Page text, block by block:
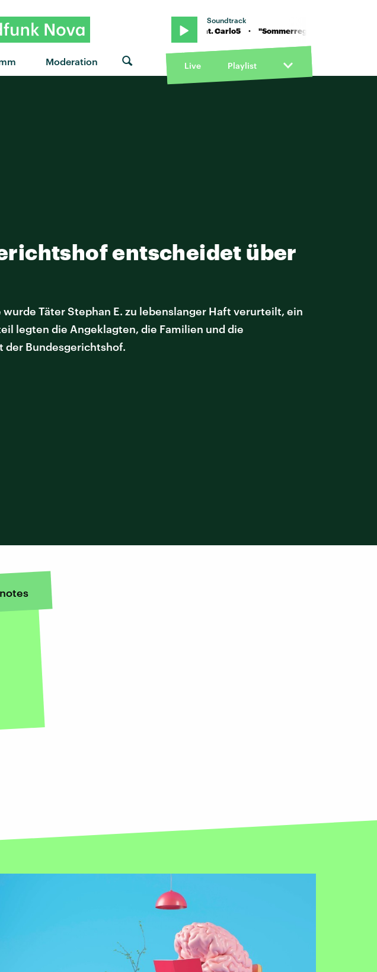
Moderation
Soundtrack
"Sommerregen" von Ami Warning feat. Carlo5 · "Sommerregen" von Ami Warning
Live Playlist
entscheidet über
Täter Stephan E. zu lebenslanger Haft verurteilt, ein
legten die Angeklagten, die Familien und die
der Bundesgerichtshof.